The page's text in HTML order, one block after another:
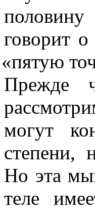
говорит
«пятую
Прежде
могут
степени,
Но эта
теле